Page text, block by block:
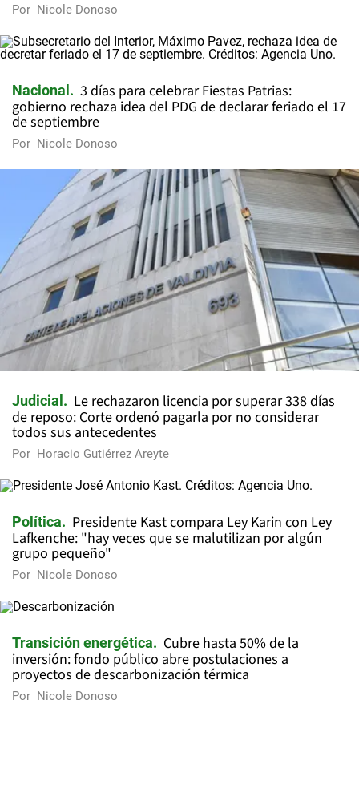
Por Nicole Donoso
Nacional
3 días para celebrar Fiestas Patrias:
gobierno rechaza idea del PDG de declarar feriado el 17
de septiembre
Por Nicole Donoso
Judicial
Le rechazaron licencia por superar 338 días
de reposo: Corte ordenó pagarla por no considerar
todos sus antecedentes
Por Horacio Gutiérrez Areyte
Política
Presidente Kast compara Ley Karin con Ley
Lafkenche: "hay veces que se malutilizan por algún
grupo pequeño"
Por Nicole Donoso
Transición energética
Cubre hasta 50% de la
inversión: fondo público abre postulaciones a
proyectos de descarbonización térmica
Por Nicole Donoso